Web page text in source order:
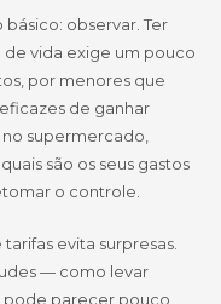
observar. Ter
vida exige um pouco
por menores que
de ganhar
supermercado,
são os seus gastos
o controle.
evita surpresas.
— como levar
parecer pouco,